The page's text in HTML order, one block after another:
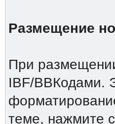
Размещение
При
IBF/BBКодами.
теме, нажмите